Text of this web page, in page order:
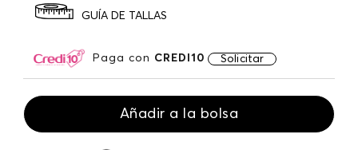
GUÍA DE TALLAS
Paga con CREDI10 Solicitar
Añadir a la bolsa